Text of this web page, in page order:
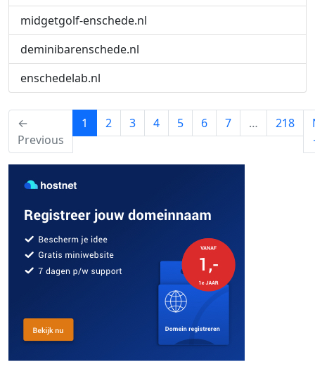
midgetgolf-enschede.nl
deminibarenschede.nl
enschedelab.nl
←
Previous
1 (current)
2 3 4 5 6 7 … 218